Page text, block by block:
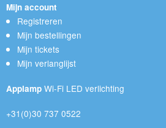
Mijn account
Registreren
Mijn bestellingen
Mijn tickets
Mijn verlanglijst
Applamp Wi-Fi LED verlichting
+31(0)30 737 0522